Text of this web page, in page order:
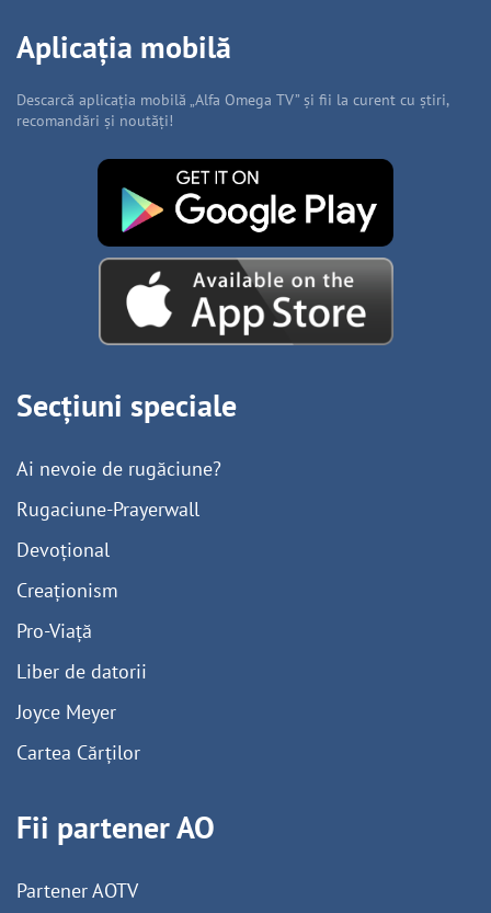
Aplicația mobilă
Descarcă aplicația mobilă „Alfa Omega TV” și fii la curent cu știri,
recomandări și noutăți!
Secțiuni speciale
Ai nevoie de rugăciune?
Rugaciune-Prayerwall
Devoțional
Creaționism
Pro-Viață
Liber de datorii
Joyce Meyer
Cartea Cărților
Fii partener AO
Partener AOTV